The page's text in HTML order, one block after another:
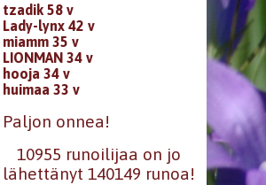
tzadik 58 v
Lady-lynx 42 v
miamm 35 v
LIONMAN 34 v
hooja 34 v
huimaa 33 v
Paljon onnea!
10955 runoilijaa on jo
lähettänyt 140149 runoa!